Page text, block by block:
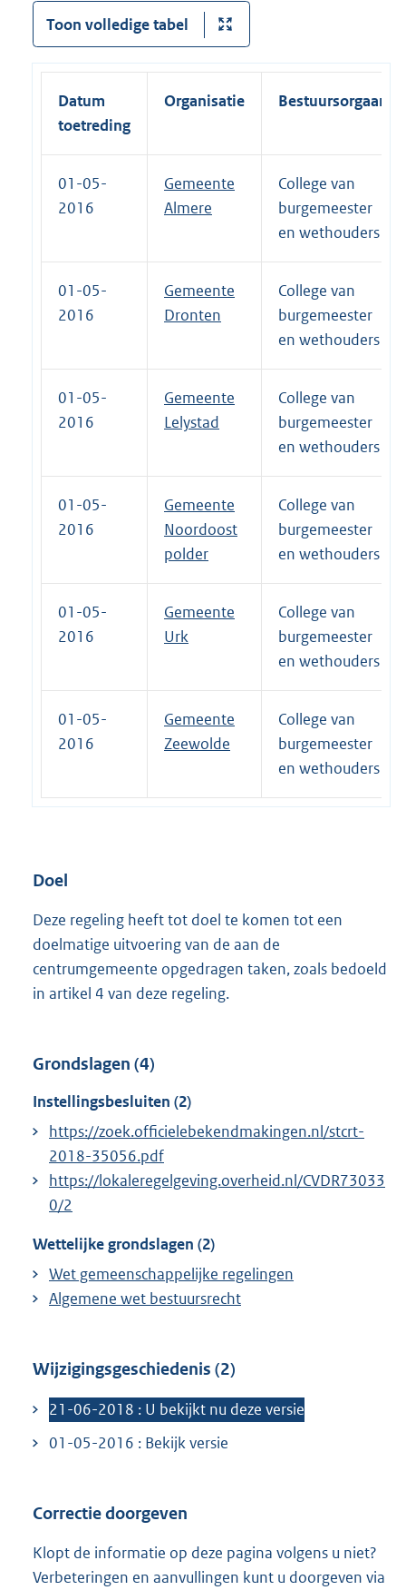
Toon volledige tabel
Datum
toetreding
Organisatie Bestuursorgaan
01-05-
2016
Gemeente
Almere
College van
burgemeester
en wethouders
01-05-
2016
Gemeente
Dronten
College van
burgemeester
en wethouders
01-05-
2016
Gemeente
Lelystad
College van
burgemeester
en wethouders
01-05-
2016
Gemeente
Noordoost
polder
College van
burgemeester
en wethouders
01-05-
2016
Gemeente
Urk
College van
burgemeester
en wethouders
01-05-
2016
Gemeente
Zeewolde
College van
burgemeester
en wethouders
Doel
Deze regeling heeft tot doel te komen tot een
doelmatige uitvoering van de aan de
centrumgemeente opgedragen taken, zoals bedoeld
in artikel 4 van deze regeling.
Grondslagen (4)
Instellingsbesluiten (2)
https://zoek.officielebekendmakingen.nl/stcrt-
2018-35056.pdf
https://lokaleregelgeving.overheid.nl/CVDR73033
0/2
Wettelijke grondslagen (2)
Wet gemeenschappelijke regelingen
Algemene wet bestuursrecht
Wijzigingsgeschiedenis (2)
21-06-2018 : U bekijkt nu deze versie
01-05-2016 : Bekijk versie
Correctie doorgeven
Klopt de informatie op deze pagina volgens u niet?
Verbeteringen en aanvullingen kunt u doorgeven via